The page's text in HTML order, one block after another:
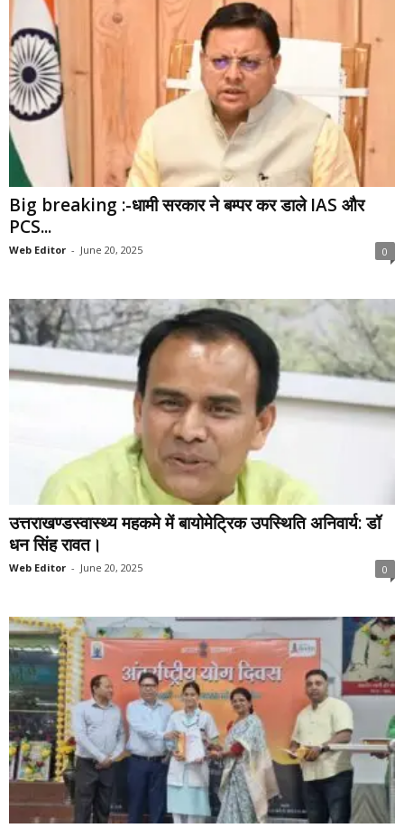
Big breaking :-धामी सरकार ने बम्पर कर डाले IAS और
PCS...
Web Editor - June 20, 2025 0
उत्तराखण्डस्वास्थ्य महकमे में बायोमेट्रिक उपस्थिति अनिवार्य: डॉ
धन सिंह रावत।
Web Editor - June 20, 2025 0